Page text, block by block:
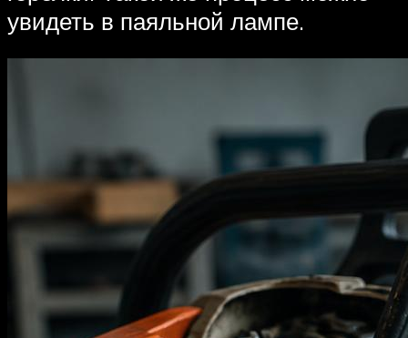
увидеть в паяльной лампе.